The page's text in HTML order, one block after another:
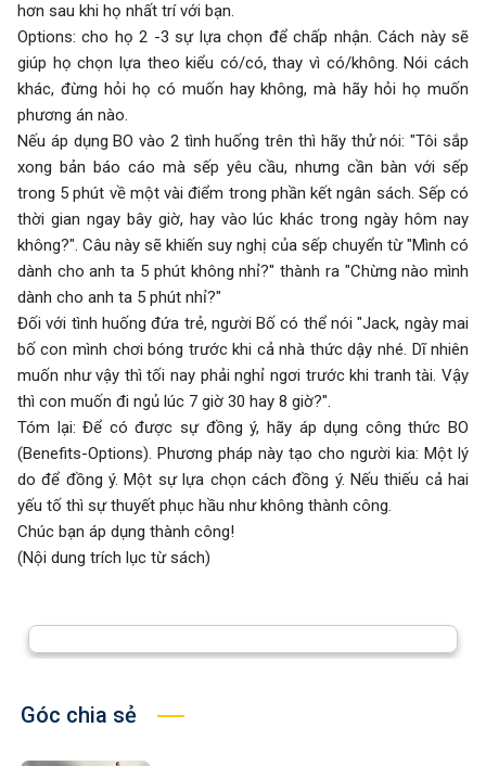
hơn sau khi họ nhất trí với bạn.
Options: cho họ 2 -3 sự lựa chọn để chấp nhận. Cách này sẽ
giúp họ chọn lựa theo kiểu có/có, thay vì có/không. Nói cách
khác, đừng hỏi họ có muốn hay không, mà hãy hỏi họ muốn
phương án nào.
Nếu áp dụng BO vào 2 tình huống trên thì hãy thử nói: "Tôi sắp
xong bản báo cáo mà sếp yêu cầu, nhưng cần bàn với sếp
trong 5 phút về một vài điểm trong phần kết ngân sách. Sếp có
thời gian ngay bây giờ, hay vào lúc khác trong ngày hôm nay
không?". Câu này sẽ khiến suy nghị của sếp chuyển từ "Mình có
dành cho anh ta 5 phút không nhỉ?" thành ra "Chừng nào mình
dành cho anh ta 5 phút nhỉ?"
Đối với tình huống đứa trẻ, người Bố có thể nói "Jack, ngày mai
bố con mình chơi bóng trước khi cả nhà thức dậy nhé. Dĩ nhiên
muốn như vậy thì tối nay phải nghỉ ngơi trước khi tranh tài. Vậy
thì con muốn đi ngủ lúc 7 giờ 30 hay 8 giờ?".
Tóm lại: Để có được sự đồng ý, hãy áp dụng công thức BO
(Benefits-Options). Phương pháp này tạo cho người kia: Một lý
do để đồng ý. Một sự lựa chọn cách đồng ý. Nếu thiếu cả hai
yếu tố thì sự thuyết phục hầu như không thành công.
Chúc bạn áp dụng thành công!
(Nội dung trích lục từ sách)
Góc chia sẻ